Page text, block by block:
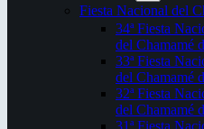
Fiesta Nacional del
34ª Fiesta
del Chamamé
33ª Fiesta
del Chamamé
32ª Fiesta
del Chamamé
31ª Fiesta